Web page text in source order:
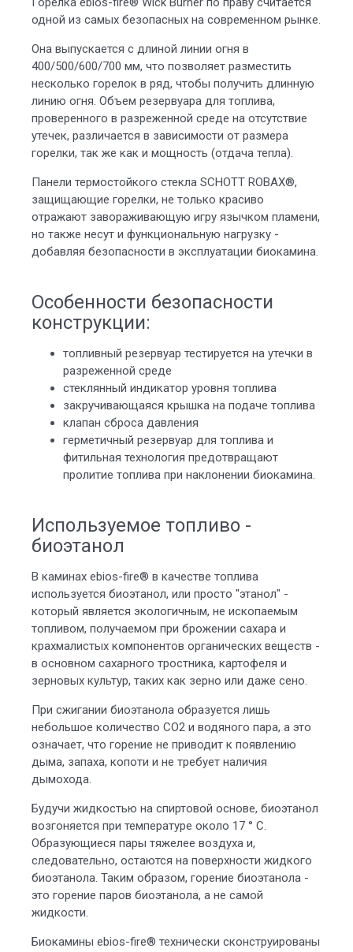
одной из самых безопасных на современном рынке.
Она выпускается с длиной линии огня в
400/500/600/700 мм, что позволяет разместить
несколько горелок в ряд, чтобы получить длинную
линию огня. Объем резервуара для топлива,
проверенного в разреженной среде на отсутствие
утечек, различается в зависимости от размера
горелки, так же как и мощность (отдача тепла).
Панели термостойкого стекла SCHOTT ROBAX®,
защищающие горелки, не только красиво
отражают завораживающую игру язычком пламени,
но также несут и функциональную нагрузку -
добавляя безопасности в эксплуатации биокамина.
Особенности безопасности
конструкции:
топливный резервуар тестируется на утечки в
разреженной среде
стеклянный индикатор уровня топлива
закручивающаяся крышка на подаче топлива
клапан сброса давления
герметичный резервуар для топлива и
фитильная технология предотвращают
пролитие топлива при наклонении биокамина.
Используемое топливо -
биоэтанол
В каминах ebios-fire® в качестве топлива
используется биоэтанол, или просто "этанол" -
который является экологичным, не ископаемым
топливом, получаемом при брожении сахара и
крахмалистых компонентов органических веществ -
в основном сахарного тростника, картофеля и
зерновых культур, таких как зерно или даже сено.
При сжигании биоэтанола образуется лишь
небольшое количество СО2 и водяного пара, а это
означает, что горение не приводит к появлению
дыма, запаха, копоти и не требует наличия
дымохода.
Будучи жидкостью на спиртовой основе, биоэтанол
возгоняется при температуре около 17 ° C.
Образующиеся пары тяжелее воздуха и,
следовательно, остаются на поверхности жидкого
биоэтанола. Таким образом, горение биоэтанола -
это горение паров биоэтанола, а не самой
жидкости.
Биокамины ebios-fire® технически сконструированы